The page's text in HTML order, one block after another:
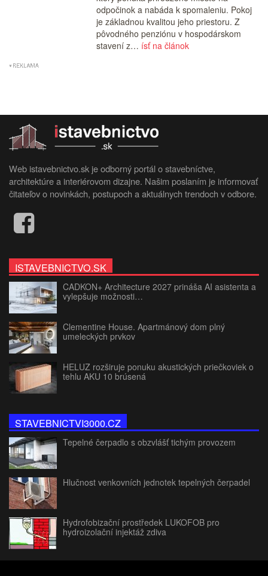
odpočinok a nabáda k spomaleniu. Pokoj
je základnou kvalitou jeho priestoru. Z
pôvodného penziónu v hospodárskom
stavení z… ísť na článok
Web istavebnictvo.sk je odborný portál o stavebníctve,
architektúre a interiérovom dizajne. Našim poslaním je informovať
čitateľov o novinkách, postupoch a aktuálnych trendoch v odbore.
ISTAVEBNICTVO.SK
CADKON+ Architecture 2027 prináša AI asistenta a
vylepšuje možnosti…
Clementine House. Apartmánový dom plný
umeleckých prvkov
HELUZ rozširuje ponuku akustických priečkoviek o
tehlu AKU 10 brúsená
STAVEBNICTVI3000.CZ
Tepelné čerpadlo s obzvlášť tichým provozem
Hlučnost venkovních jednotek tepelných čerpadel
Hydrofobizační prostředek LUKOFOB pro
hydroizolační injektáž zdiva